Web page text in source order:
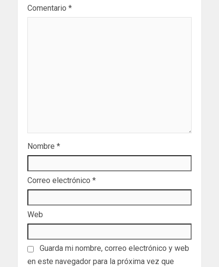
Comentario *
Nombre *
Correo electrónico *
Web
Guarda mi nombre, correo electrónico y web
en este navegador para la próxima vez que